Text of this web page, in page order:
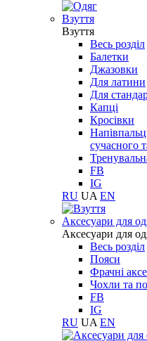
Взуття
Взуття
Весь розділ
Балетки
Джазовки
Для латини
Для
Капці
Кросівки
сучасного
FB
IG
RU UA EN
Aксесуари для
Aксесуари для
Весь розділ
Пояси
Фрачні
Чохли та
FB
IG
RU UA EN